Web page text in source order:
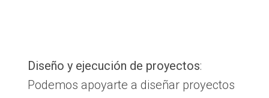
Diseño y ejecución de proyectos:
Podemos apoyarte a diseñar proyectos